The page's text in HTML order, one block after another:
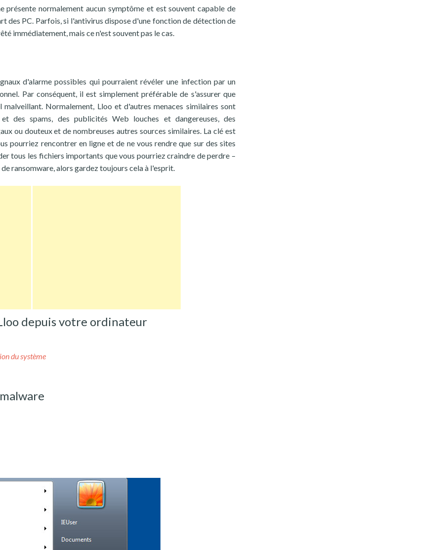
normalement aucun symptôme et est souvent capable de
des PC. Parfois, si l'antivirus dispose d'une fonction de détection de
immédiatement, mais ce n'est souvent pas le cas.
d'alarme possibles qui pourraient révéler une infection par un
Par conséquent, il est simplement préférable de s'assurer que
Normalement, Lloo et d'autres menaces similaires sont
des spams, des publicités Web louches et dangereuses, des
ou douteux et de nombreuses autres sources similaires. La clé est
pourriez rencontrer en ligne et de ne vous rendre que sur des sites
tous les fichiers importants que vous pourriez craindre de perdre –
ransomware, alors gardez toujours cela à l'esprit.
depuis votre ordinateur
du système